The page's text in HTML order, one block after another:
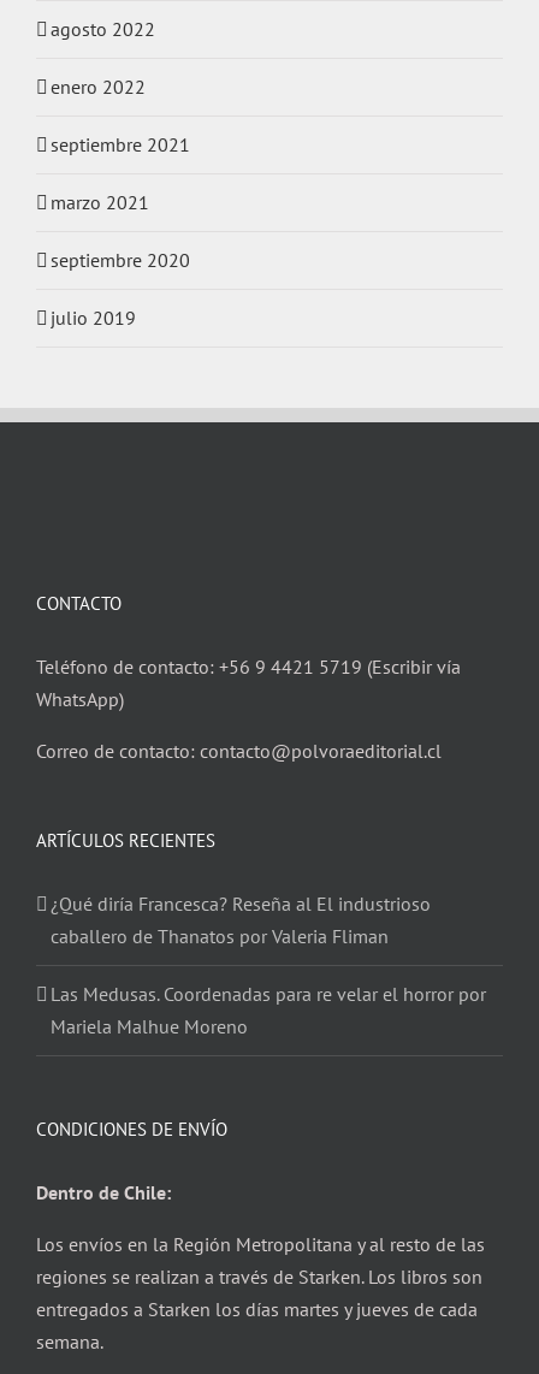
agosto 2022
enero 2022
septiembre 2021
marzo 2021
septiembre 2020
julio 2019
CONTACTO
Teléfono de contacto: +56 9 4421 5719 (Escribir vía
WhatsApp)
Correo de contacto: contacto@polvoraeditorial.cl
ARTÍCULOS RECIENTES
¿Qué diría Francesca? Reseña al El industrioso
caballero de Thanatos por Valeria Fliman
Las Medusas. Coordenadas para re velar el horror por
Mariela Malhue Moreno
CONDICIONES DE ENVÍO
Dentro de Chile:
Los envíos en la Región Metropolitana y al resto de las
regiones se realizan a través de Starken. Los libros son
entregados a Starken los días martes y jueves de cada
semana.